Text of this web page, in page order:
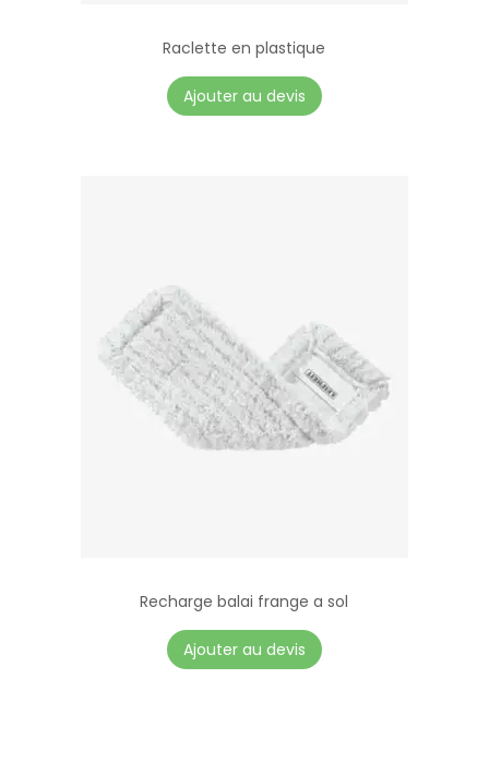
Raclette en plastique
Ajouter au devis
Recharge balai frange a sol
Ajouter au devis